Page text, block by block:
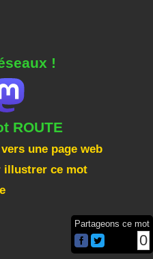
!
ROUTE
une page web
illustrer ce mot
Partageons ce mot
0